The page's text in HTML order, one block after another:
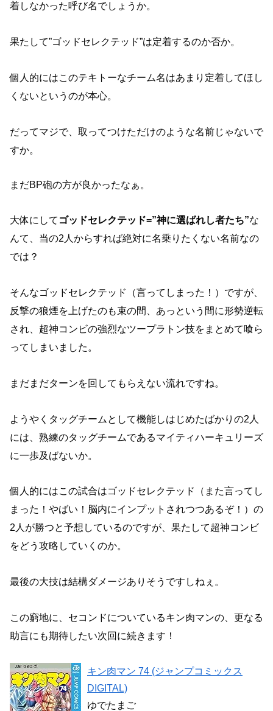
着しなかった呼び名でしょうか。
果たして”ゴッドセレクテッド”は定着するのか否か。
個人的にはこのテキトーなチーム名はあまり定着してほし
くないというのが本心。
だってマジで、取ってつけただけのような名前じゃないで
すか。
まだBP砲の方が良かったなぁ。
大体にして ゴッドセレクテッド=”神に選ばれし者たち”な
んて、当の2人からすれば絶対に名乗りたくない名前なの
では？
そんなゴッドセレクテッド（言ってしまった！）ですが、
反撃の狼煙を上げたのも束の間、あっという間に形勢逆転
され、超神コンビの強烈なツープラトン技をまとめて喰ら
ってしまいました。
まだまだターンを回してもらえない流れですね。
ようやくタッグチームとして機能しはじめたばかりの2人
には、熟練のタッグチームであるマイティハーキュリーズ
に一歩及ばないか。
個人的にはこの試合はゴッドセレクテッド（また言ってし
まった！やばい！脳内にインプットされつつあるぞ！）の
2人が勝つと予想しているのですが、果たして超神コンビ
をどう攻略していくのか。
最後の大技は結構ダメージありそうですしねぇ。
この窮地に、セコンドについているキン肉マンの、更なる
助言にも期待したい次回に続きます！
キン肉マン 74 (ジャンプコミックス
DIGITAL)
ゆでたまご